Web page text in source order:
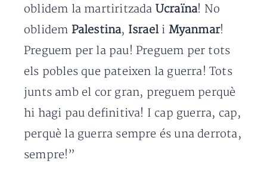
oblidem la martiritzada Ucraïna! No
oblidem Palestina, Israeli Myanmar!
Preguem per la pau! Preguem per tots
els pobles que pateixen la guerra! Tots
junts amb el cor gran, preguem perquè
hi hagi pau definitiva! I cap guerra, cap,
perquè la guerra sempre és una derrota,
sempre!”